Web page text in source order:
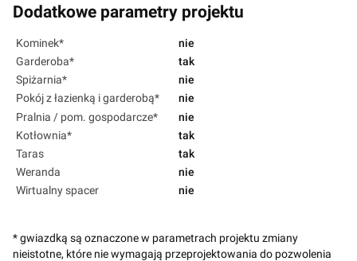
Dodatkowe parametry projektu
Kominek*
nie
Garderoba*
tak
Spiżarnia*
nie
Pokój z łazienką i garderobą*
nie
Pralnia / pom. gospodarcze*
nie
Kotłownia*
tak
Taras
tak
Weranda
nie
Wirtualny spacer
nie
* gwiazdką są oznaczone w parametrach projektu zmiany
nieistotne, które nie wymagają przeprojektowania do pozwolenia